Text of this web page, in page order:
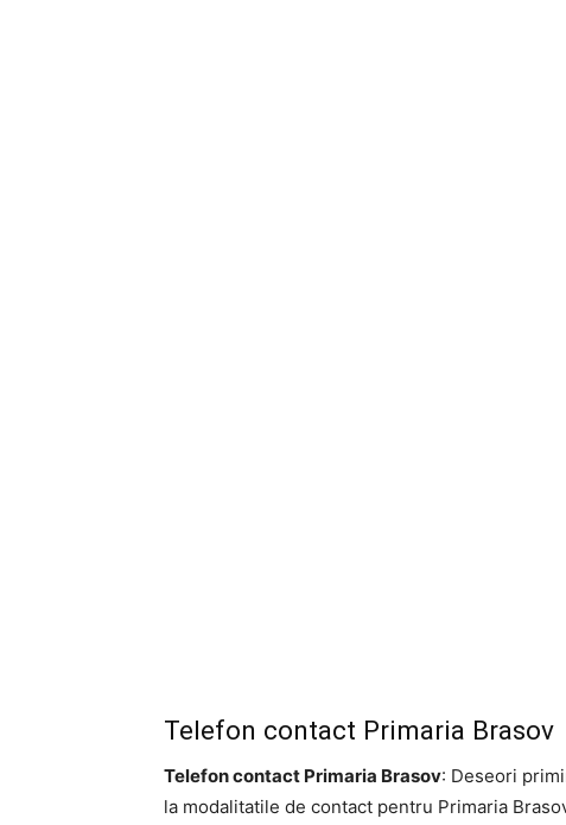
Telefon contact Primaria Brasov
Telefon contact Primaria Brasov: Deseori
la modalitatile de contact pentru Primaria